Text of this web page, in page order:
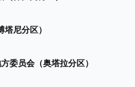
尼分区）
委员会（奥塔拉分区）